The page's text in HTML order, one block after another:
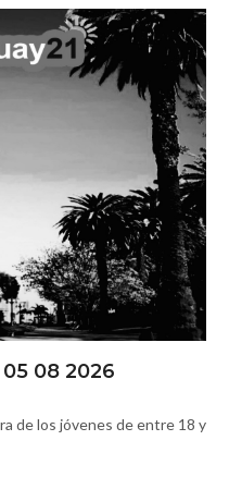
08 2026
de los jóvenes de entre 18 y